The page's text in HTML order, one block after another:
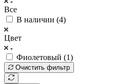
Все
В наличии (4)
Цвет
Фиолетовый (1)
Очистить фильтр